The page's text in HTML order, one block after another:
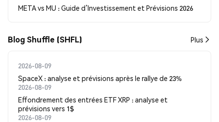
META vs MU : Guide d’Investissement et Prévisions 2026
Blog Shuffle (SHFL) Plus
2026-08-09
SpaceX : analyse et prévisions après le rallye de 23%
2026-08-09
Effondrement des entrées ETF XRP : analyse et
prévisions vers 1$
2026-08-09